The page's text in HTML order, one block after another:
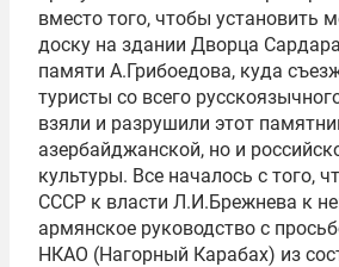
вместо того, чтобы установить
доску на здании Дворца
памяти А.Грибоедова, куда
туристы со всего
взяли и разрушили этот
азербайджанской, но и
культуры. Все началось с того,
СССР к власти Л.И.Брежнева к
армянское руководство с
НКАО (Нагорный Карабах) из